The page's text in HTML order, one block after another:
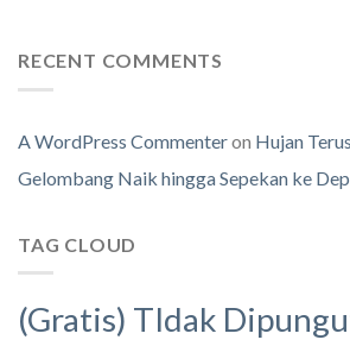
RECENT COMMENTS
A WordPress Commenteron Hujan
Gelombang Naik hingga Sepekan ke
TAG CLOUD
(Gratis) TIdak